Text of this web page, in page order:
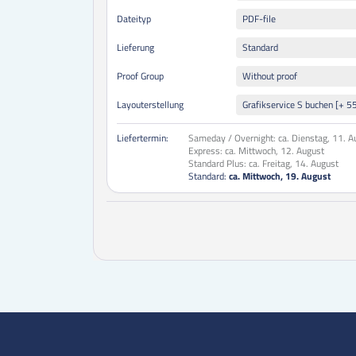
Dateityp
PDF-file
Lieferung
Standard
Proof Group
Without proof
Layouterstellung
Grafikservice S buchen [+
Liefertermin: Sameday / Overnight: ca. Dienstag, 11.
Express: ca. Mittwoch, 12. August
Standard Plus: ca. Freitag, 14. August
Standard: ca. Mittwoch, 19. August